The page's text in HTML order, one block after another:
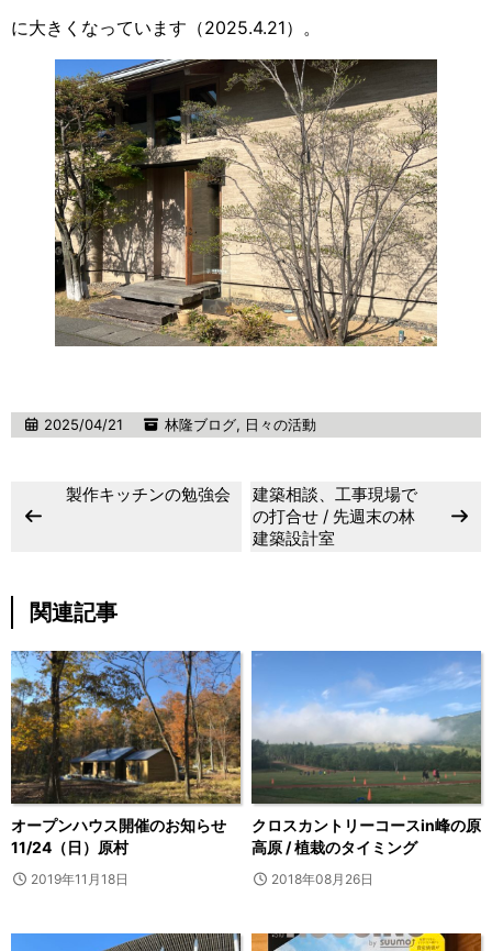
に大きくなっています（2025.4.21）。
2025/04/21 林隆ブログ, 日々の活動
製作キッチンの勉強会
建築相談、工事現場で
の打合せ / 先週末の林
建築設計室
関連記事
オープンハウス開催のお知らせ
11/24（日）原村
2019年11月18日
クロスカントリーコースin峰の原
高原 / 植栽のタイミング
2018年08月26日